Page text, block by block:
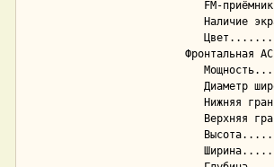
Фронтальная АС